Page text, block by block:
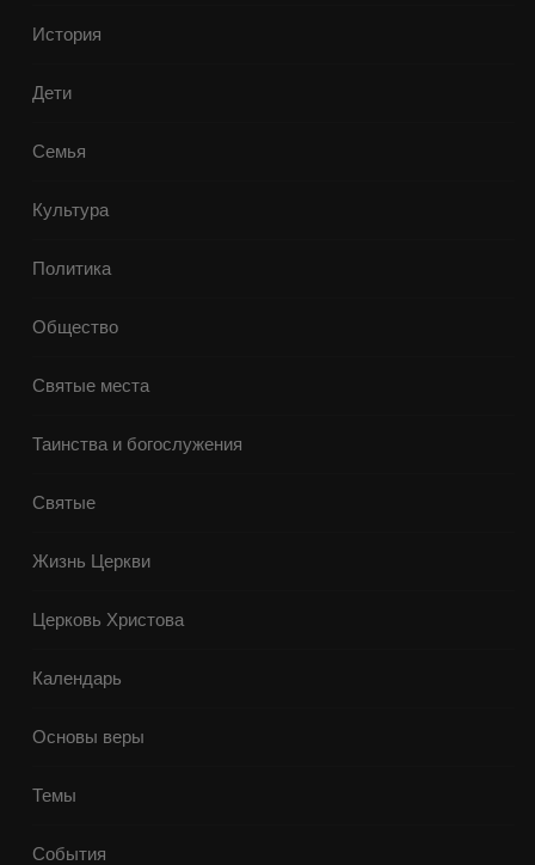
История
Дети
Семья
Культура
Политика
Общество
Святые места
Таинства и богослужения
Святые
Жизнь Церкви
Церковь Христова
Календарь
Основы веры
Темы
События